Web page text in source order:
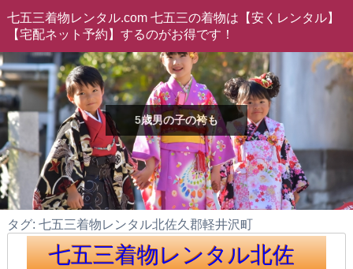
七五三着物レンタル.com 七五三の着物は【安くレンタル】
【宅配ネット予約】するのがお得です！
5歳男の子の袴も
タグ: 七五三着物レンタル北佐久郡軽井沢町
七五三着物レンタル北佐